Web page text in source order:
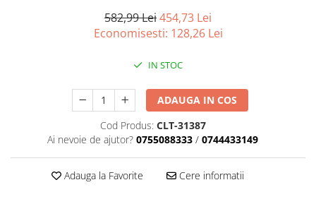
Alte produse Hobby
Merch Lex Hobby Store
Pop Culture
Sepci
582,99 Lei454,73 Lei
Economisesti: 128,26 Lei
IN STOC
ADAUGA IN COS
Cod Produs: CLT-31387
Ai nevoie de ajutor? 0755088333 / 0744433149
Adauga la Favorite Cere informatii